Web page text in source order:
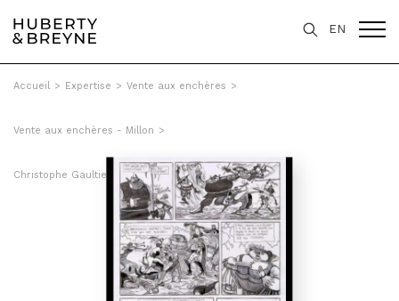
EN
Accueil > Expertise > Vente aux enchères >
Vente aux enchères - Millon >
Christophe Gaultier - Sans un bruit, Tome 5